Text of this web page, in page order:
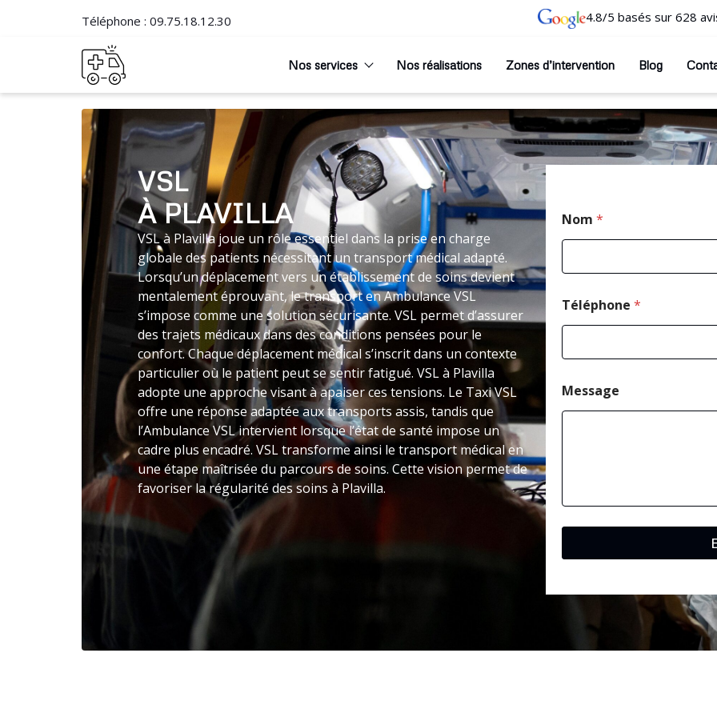
Téléphone : 09.75.18.12.30 4.8/5 basés sur 628
Nos services Nos réalisations Zones d’intervention Blog
VSL
À PLAVILLA
VSL à Plavilla joue un rôle essentiel dans la prise en charge
globale des patients nécessitant un transport médical adapté.
Lorsqu’un déplacement vers un établissement de soins devient
mentalement éprouvant, le transport en Ambulance VSL
s’impose comme une solution sécurisante. VSL permet d’assurer
des trajets médicaux dans des conditions pensées pour le
confort. Chaque déplacement médical s’inscrit dans un contexte
particulier où le patient peut se sentir fatigué. VSL à Plavilla
adopte une approche visant à apaiser ces tensions. Le Taxi VSL
offre une réponse adaptée aux transports assis, tandis que
l’Ambulance VSL intervient lorsque l’état de santé impose un
cadre plus encadré. VSL transforme ainsi le transport médical en
une étape maîtrisée du parcours de soins. Cette vision permet de
favoriser la régularité des soins à Plavilla.
Nom *
Téléphone *
Message